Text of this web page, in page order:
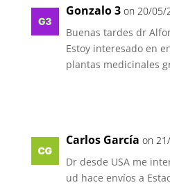
Gonzalo 3 on 20/05/
Buenas tardes dr
Estoy interesado en
plantas medicinales
Carlos García on
Dr desde USA me
ud hace envíos a